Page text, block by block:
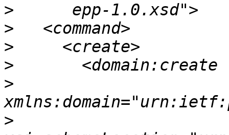
>
>
>
>
>
>